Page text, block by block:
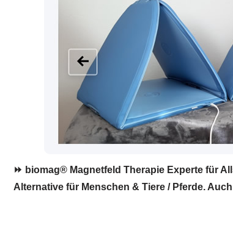
⏩ biomag® Magnetfeld Therapie Experte für
Alternative für Menschen & Tiere / Pferde.